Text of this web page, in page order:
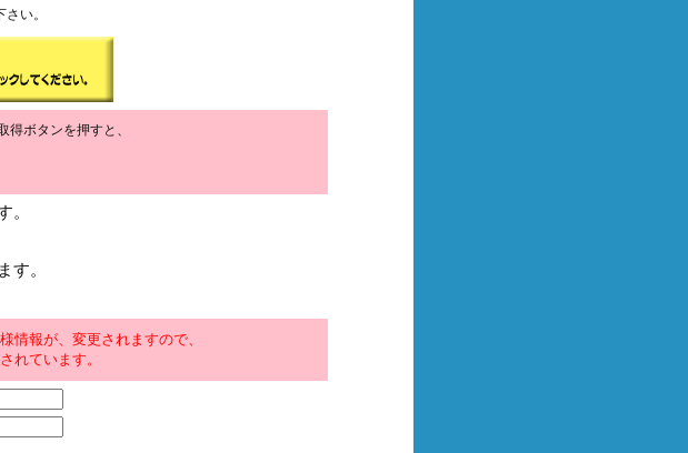
い。
ボタンを押すと、
。
す。
情報が、変更されますので、
ています。